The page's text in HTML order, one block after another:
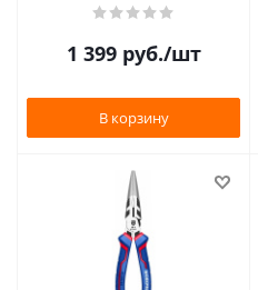
1 399руб./шт
В корзину